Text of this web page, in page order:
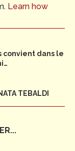
Learn how
convient dans le
TEBALDI